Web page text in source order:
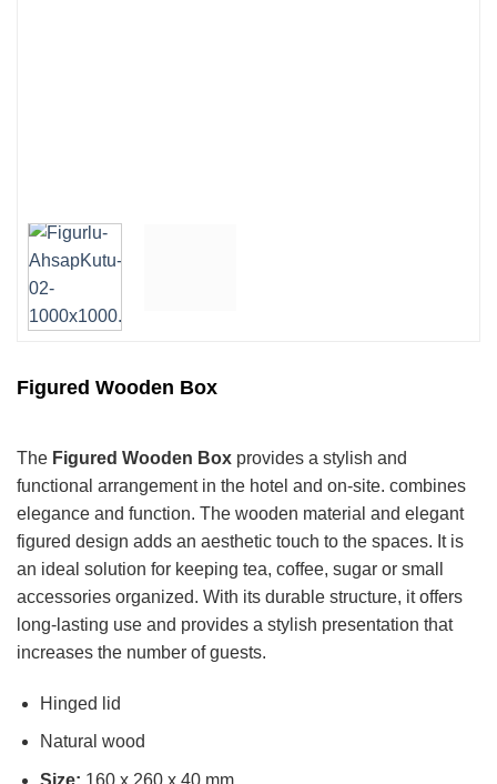
Figured Wooden Box
The Figured Wooden Box provides a stylish and
functional arrangement in the hotel and on-site. combines
elegance and function. The wooden material and elegant
figured design adds an aesthetic touch to the spaces. It is
an ideal solution for keeping tea, coffee, sugar or small
accessories organized. With its durable structure, it offers
long-lasting use and provides a stylish presentation that
increases the number of guests.
Hinged lid
Natural wood
Size: 160 x 260 x 40 mm